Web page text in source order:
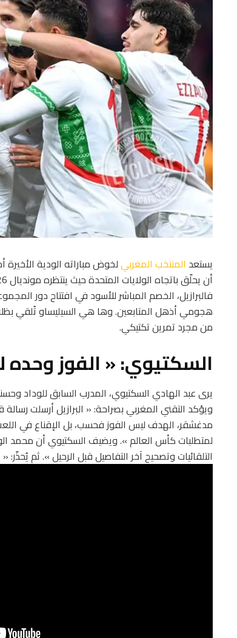
يستعد المنتخب المغربيلخوض مباراته الودية
فالبرازيل، الخصم المباشر للأسود في افتتاح دور
هجومي أذهل المتابعين. وها هي السيليساو تُلقي
من مجرد تمرين تكتيكي.
السكتيوي: « الفوز وحده
يرى عبد الهادي السكتيوي، المدرب السابق للوداد
ويؤكد التقني المغربي بصراحة: « البرازيل أرسلت
مدغشقر، الهدف ليس الفوز فحسب، بل الإقناع في
لمتطلبات كأس العالم ». ويضيف السكتيوي أن محمد
التلقائيات وتصحيح آخر التفاصيل قبل الرحيل ». ثم يُحذّر: